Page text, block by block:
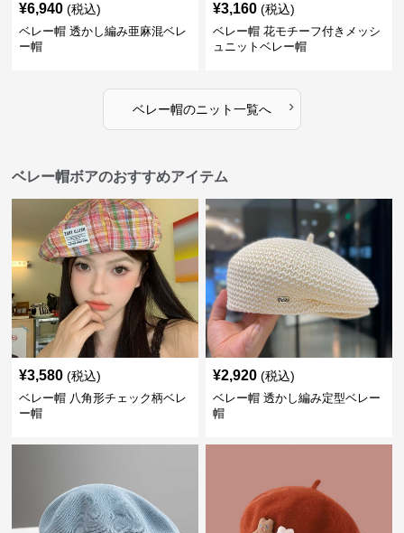
¥6,940 (税込)
ベレー帽 透かし編み亜麻混ベレ
ー帽
¥3,160 (税込)
ベレー帽 花モチーフ付きメッシ
ュニットベレー帽
ベレー帽のニット一覧へ ›
ベレー帽ボアのおすすめアイテム
¥3,580 (税込)
ベレー帽 八角形チェック柄ベレ
ー帽
¥2,920 (税込)
ベレー帽 透かし編み定型ベレー
帽